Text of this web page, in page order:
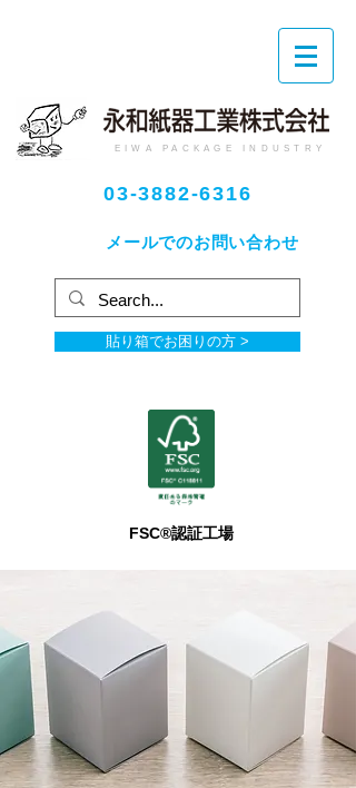
EIWA PACKAGE INDUSTRY
03-3882-6316
メールでのお問い合わせ
貼り箱でお困りの方 >
FSC®認証工場